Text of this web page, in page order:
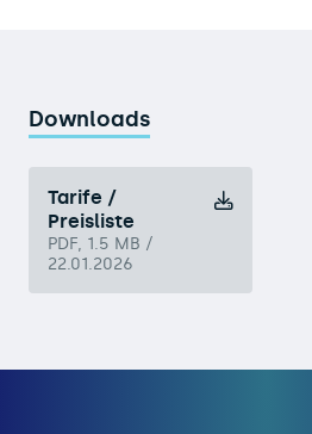
Downloads
Tarife /
Preisliste
PDF, 1.5 MB /
22.01.2026